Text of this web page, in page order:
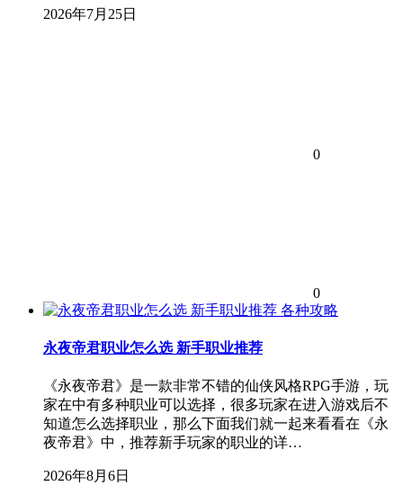
2026年7月25日
0
0
各种攻略
永夜帝君职业怎么选 新手职业推荐
《永夜帝君》是一款非常不错的仙侠风格RPG手游，玩
家在中有多种职业可以选择，很多玩家在进入游戏后不
知道怎么选择职业，那么下面我们就一起来看看在《永
夜帝君》中，推荐新手玩家的职业的详…
2026年8月6日